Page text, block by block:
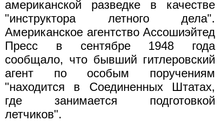
американской разведке в качестве
"инструктора летного дела".
Американское агентство Ассошиэйтед
Пресс в сентябре 1948 года
сообщало, что бывший гитлеровский
агент по особым поручениям
"находится в Соединенных Штатах,
где занимается подготовкой
летчиков".